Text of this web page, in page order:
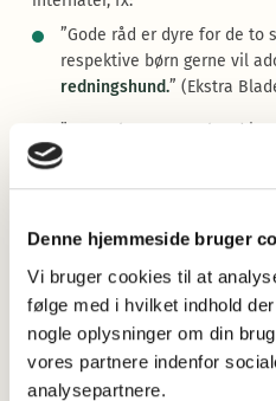
Denne hjemmeside bruger
Vi bruger cookies til at
følge med i hvilket indhold
nogle oplysninger om din
vores partnere indenfor
analysepartnere.
”Gode råd er dyre for de
respektive børn gerne vil
redningshund.” (Ekstra
”Det er begrænset, hvad
fortid. Hun er en
gennem (…)
kommer af det engelske udtryk
English Dictionaryligeledes har
trained to aid in rescue
rescued from abuse, neglect,